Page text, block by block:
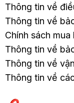
Thông tin về
Thông tin về
Chính sách mua
Thông tin về
Thông tin về
Thông tin về